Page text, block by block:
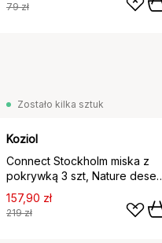
79 zł
Zostało kilka sztuk
Koziol
Connect Stockholm miska z
pokrywką 3 szt, Nature desert
sand
157,90 zł
219 zł